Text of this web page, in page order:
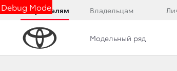
Debug Mode
Покупателям Владельцам
Модельный ряд